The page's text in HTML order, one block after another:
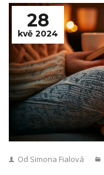
28
kvě 2024
Od Simona Fialová